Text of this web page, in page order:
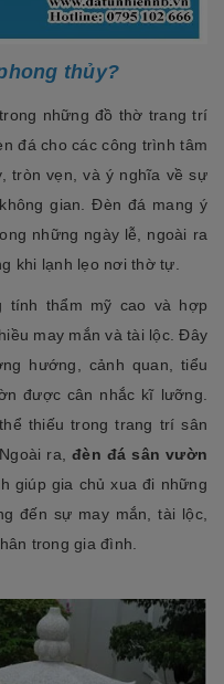
thủy?
những đồ thờ trang trí
đá cho các công trình tâm
tròn vẹn, và ý nghĩa về sự
gian. Đèn đá mang ý
những ngày lễ, ngoài ra
khi lạnh lẹo nơi thờ tự.
tính thẩm mỹ cao và hợp
may mắn và tài lộc. Đây
hướng, cảnh quan, tiểu
được cân nhắc kĩ lưỡng.
thiếu trong trang trí sân
ra,đèn đá sân vườn
giúp gia chủ xua đi những
đến sự may mắn, tài lộc,
trong gia đình.